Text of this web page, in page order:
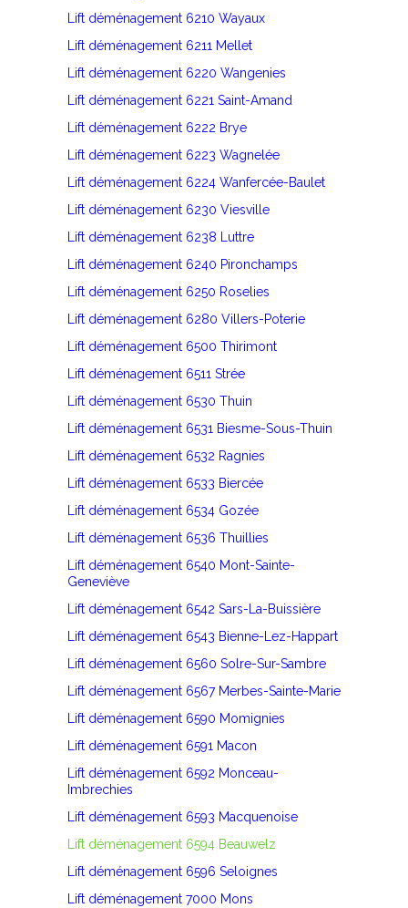
Lift déménagement 6210 Wayaux
Lift déménagement 6211 Mellet
Lift déménagement 6220 Wangenies
Lift déménagement 6221 Saint-Amand
Lift déménagement 6222 Brye
Lift déménagement 6223 Wagnelée
Lift déménagement 6224 Wanfercée-Baulet
Lift déménagement 6230 Viesville
Lift déménagement 6238 Luttre
Lift déménagement 6240 Pironchamps
Lift déménagement 6250 Roselies
Lift déménagement 6280 Villers-Poterie
Lift déménagement 6500 Thirimont
Lift déménagement 6511 Strée
Lift déménagement 6530 Thuin
Lift déménagement 6531 Biesme-Sous-Thuin
Lift déménagement 6532 Ragnies
Lift déménagement 6533 Biercée
Lift déménagement 6534 Gozée
Lift déménagement 6536 Thuillies
Lift déménagement 6540 Mont-Sainte-
Geneviève
Lift déménagement 6542 Sars-La-Buissière
Lift déménagement 6543 Bienne-Lez-Happart
Lift déménagement 6560 Solre-Sur-Sambre
Lift déménagement 6567 Merbes-Sainte-Marie
Lift déménagement 6590 Momignies
Lift déménagement 6591 Macon
Lift déménagement 6592 Monceau-
Imbrechies
Lift déménagement 6593 Macquenoise
Lift déménagement 6594 Beauwelz
Lift déménagement 6596 Seloignes
Lift déménagement 7000 Mons